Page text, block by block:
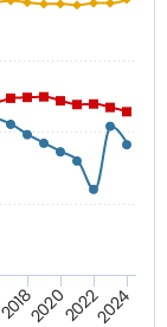
2018202020222024